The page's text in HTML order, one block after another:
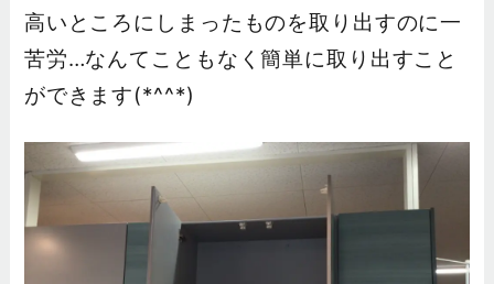
高いところにしまったものを取り出すのに一
苦労…なんてこともなく簡単に取り出すこと
ができます(*^^*)